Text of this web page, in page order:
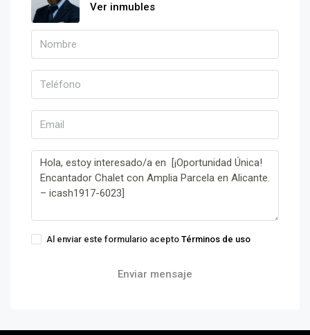
Ver inmubles
Al enviar este formulario acepto Términos de uso
Enviar mensaje